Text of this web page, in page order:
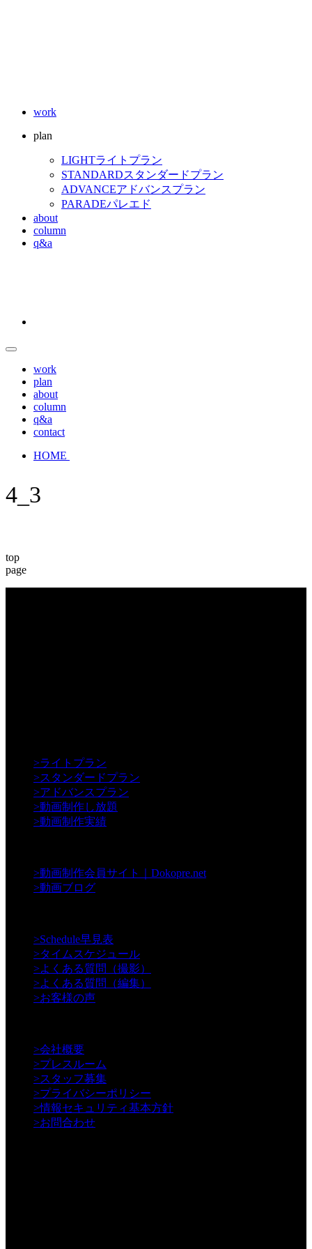
work
plan
LIGHTライトプラン
STANDARDスタンダードプラン
ADVANCEアドバンスプラン
PARADEパレエド
about
column
q&a
work
plan
about
column
q&a
contact
HOME
4_3
top
page
>ライトプラン
>スタンダードプラン
>アドバンスプラン
>動画制作し放題
>動画制作実績
>動画制作会員サイト｜Dokopre.net
>動画ブログ
>Schedule早見表
>タイムスケジュール
>よくある質問（撮影）
>よくある質問（編集）
>お客様の声
>会社概要
>プレスルーム
>スタッフ募集
>プライバシーポリシー
>情報セキュリティ基本方針
>お問合わせ